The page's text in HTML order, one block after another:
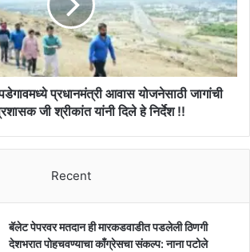
प्रधानमंत्री आवास योजनेसाठी जागांची
जी श्रीकांत यांनी दिले हे निर्देश !!
Recent
बॅलेट पेपरवर मतदान ही मारकडवाडीत पडलेली ठिणगी
देशभरात पोहचवण्याचा काँग्रेसचा संकल्प: नाना पटोले